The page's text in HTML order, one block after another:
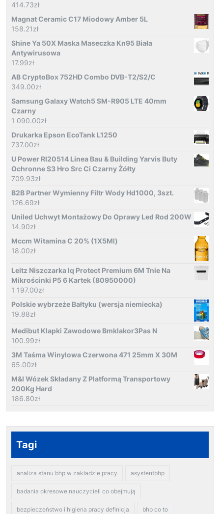
414.73zł
Magnat Ceramic C17 Miodowy Amber 5L
158.21zł
Shine Ya 50X Maska Maseczka Kn95 Biała
Antywirusowa
17.99zł
AB CryptoBox 752HD Combo DVB-T2/S2/C
349.00zł
Samsung Galaxy Watch5 SM-R905 LTE 40mm
Czarny
1 090.00zł
Drukarka Epson EcoTank L1250
737.00zł
U Power Rl20514 Linea Bau & Building Yarvis Buty
Ochronne S3 Hro Src Ci Czarny Żółty
709.93zł
B2B Partner Wymienny Filtr Wody Hd1000, 3szt.
126.69zł
Uniled Uchwyt Montażowy Do Oprawy Led Rod 200W
14.90zł
Mccm Witamina C 20% (1X5Ml)
18.00zł
Leitz Niszczarka Iq Protect Premium 6M Tnie Na
Mikrościnki P5 6 Kartek (80950000)
1 197.00zł
Polskie wybrzeże Bałtyku (wersja niemiecka)
19.88zł
Medibut Klapki Zawodowe Bmklakor3Pas N
100.99zł
3M Taśma Winylowa Czerwona 471 25mm X 30M
65.00zł
M&I Wózek Składany Z Platformą Transportowy
200Kg Hard
186.80zł
Tagi
analiza stanu bhp w zakładzie pracy asystentbhp
badania okresowe nauczycieli co obejmują
bezpieczeństwo i higiena pracy definicja bhp co to